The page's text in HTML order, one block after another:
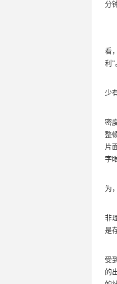
分
看
利”
少
“
密
整
片
字
为
非
是
受
的